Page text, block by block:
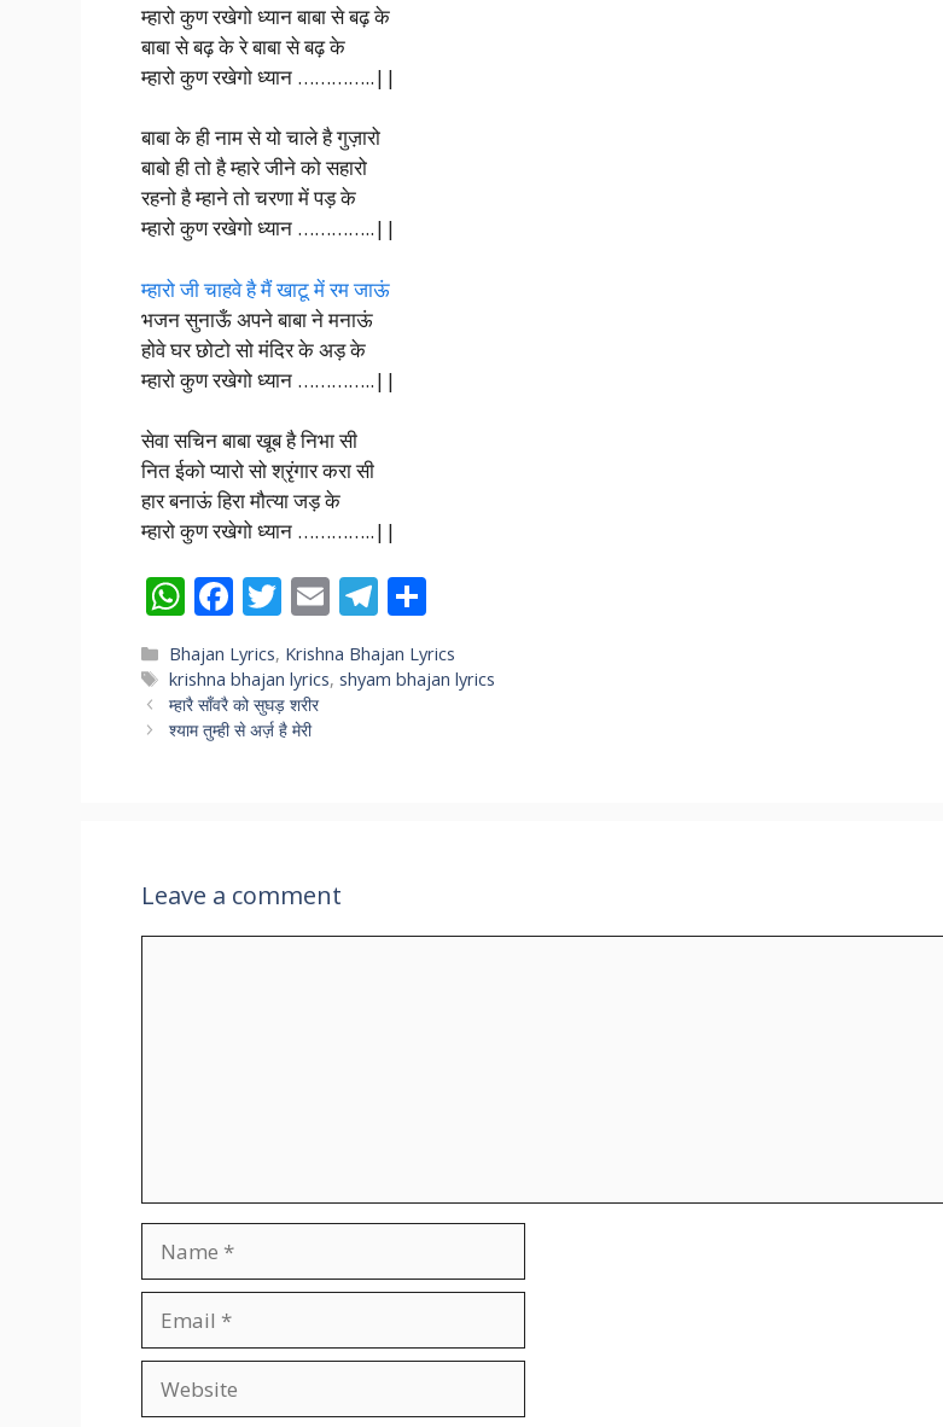
म्हारो कुण रखेगो ध्यान बाबा से बढ़ के
बाबा से बढ़ के रे बाबा से बढ़ के
म्हारो कुण रखेगो ध्यान …………..||
बाबा के ही नाम से यो चाले है गुज़ारो
बाबो ही तो है म्हारे जीने को सहारो
रहनो है म्हाने तो चरणा में पड़ के
म्हारो कुण रखेगो ध्यान …………..||
म्हारो जी चाहवे है मैं खाटू में रम जाऊं
भजन सुनाऊँ अपने बाबा ने मनाऊं
होवे घर छोटो सो मंदिर के अड़ के
म्हारो कुण रखेगो ध्यान …………..||
सेवा सचिन बाबा खूब है निभा सी
नित ईको प्यारो सो श्रृंगार करा सी
हार बनाऊं हिरा मौत्या जड़ के
म्हारो कुण रखेगो ध्यान …………..||
W
h
at
s
A
F
ac
e
b
o
T
w
itt
er
E
m
ai
T
el
e ar
Categories
Bhajan Lyrics, Krishna Bhajan Lyrics
Tags
krishna bhajan lyrics,shyam bhajan lyrics
म्हारै साँवरै को सुघड़ शरीर
श्याम तुम्ही से अर्ज़ है मेरी
Leave a comment